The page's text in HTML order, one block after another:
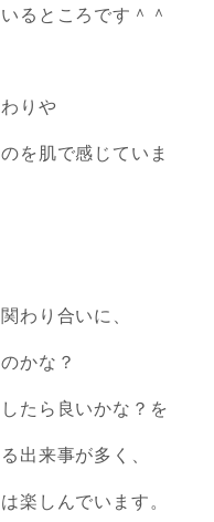
るところです＾＾
りや
を 肌で感じていま
わり合いに、
かな？
たら良いかな？ を
出来事が多く、
楽しんでいます。